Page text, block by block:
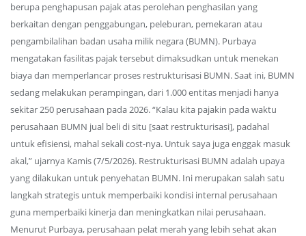
berupa penghapusan pajak atas perolehan penghasilan yang
berkaitan dengan penggabungan, peleburan, pemekaran atau
pengambilalihan badan usaha milik negara (BUMN). Purbaya
mengatakan fasilitas pajak tersebut dimaksudkan untuk menekan
biaya dan memperlancar proses restrukturisasi BUMN. Saat ini, BUMN
sedang melakukan perampingan, dari 1.000 entitas menjadi hanya
sekitar 250 perusahaan pada 2026. “Kalau kita pajakin pada waktu
perusahaan BUMN jual beli di situ [saat restrukturisasi], padahal
untuk efisiensi, mahal sekali cost-nya. Untuk saya juga enggak masuk
akal,” ujarnya Kamis (7/5/2026). Restrukturisasi BUMN adalah upaya
yang dilakukan untuk penyehatan BUMN. Ini merupakan salah satu
langkah strategis untuk memperbaiki kondisi internal perusahaan
guna memperbaiki kinerja dan meningkatkan nilai perusahaan.
Menurut Purbaya, perusahaan pelat merah yang lebih sehat akan